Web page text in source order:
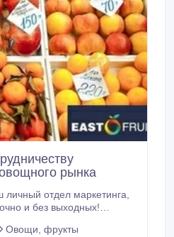
рынка
отдел маркетинга,
и без выходных!
и
Овощи, фрукты